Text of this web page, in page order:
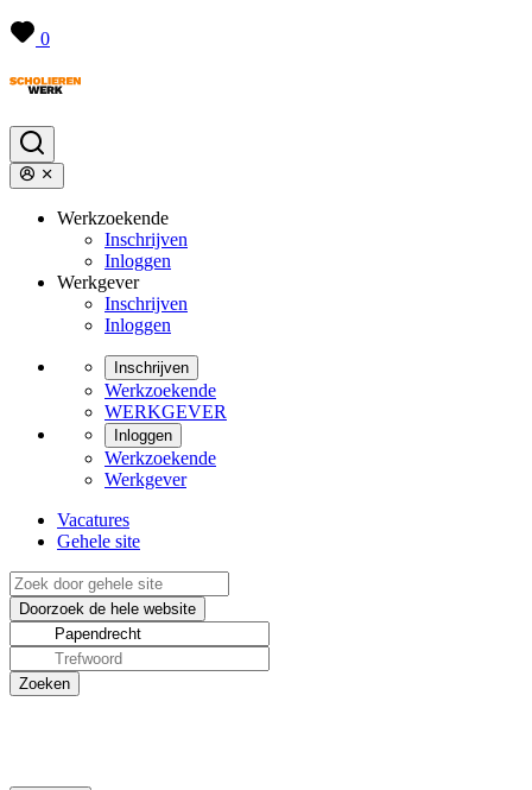
0
Werkzoekende
Inschrijven
Inloggen
Werkgever
Inschrijven
Inloggen
Inschrijven
Werkzoekende
WERKGEVER
Inloggen
Werkzoekende
Werkgever
Vacatures
Gehele site